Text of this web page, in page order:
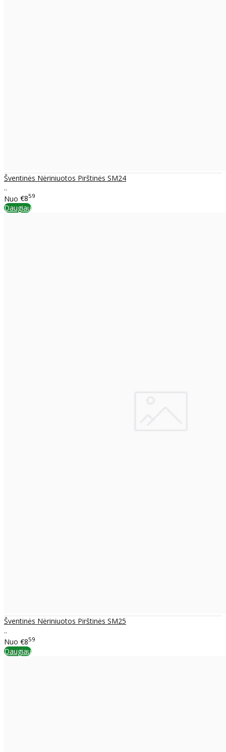
Šventinės Nėriniuotos Pirštinės SM24
..
Nuo €859
Daugiau
Šventinės Nėriniuotos Pirštinės SM25
..
Nuo €859
Daugiau